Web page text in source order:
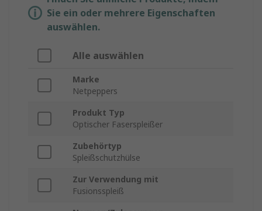
Sie ein oder mehrere Eigenschaften
auswählen.
Alle auswählen
Marke
Netpeppers
Produkt Typ
Optischer Faserspleißer
Zubehörtyp
Spleißschutzhülse
Zur Verwendung mit
Fusionsspleiß